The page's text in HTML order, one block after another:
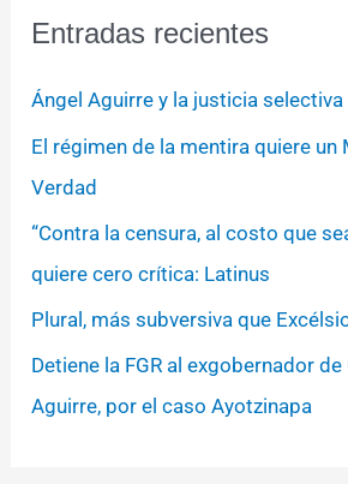
Entradas recientes
Ángel Aguirre y la justicia selectiva
El régimen de la mentira quiere un
Verdad
“Contra la censura, al costo que
quiere cero crítica: Latinus
Plural, más subversiva que
Detiene la FGR al exgobernador de
Aguirre, por el caso Ayotzinapa